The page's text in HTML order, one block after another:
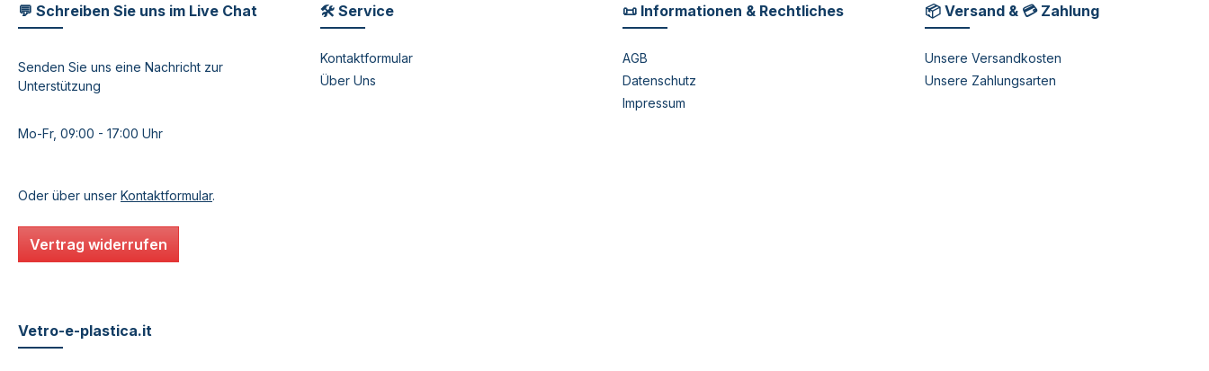
💬 Schreiben Sie uns im Live Chat
Senden Sie uns eine Nachricht zur
Unterstützung
Mo-Fr, 09:00 - 17:00 Uhr
Oder über unser Kontaktformular.
Vertrag widerrufen
🛠 Service
Kontaktformular
Über Uns
📜 Informationen & Rechtliches
AGB
Datenschutz
Impressum
📦 Versand & 💳 Zahlung
Unsere Versandkosten
Unsere Zahlungsarten
Vetro-e-plastica.it